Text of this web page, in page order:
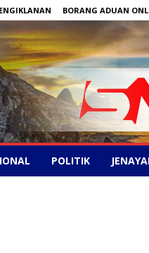
BORANG ADUAN
POLITIK